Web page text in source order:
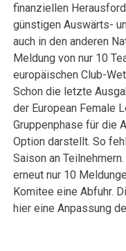
finanziellen
günstigen Auswärts-
auch in den anderen
Meldung von nur 10
europäischen Club-
Schon die letzte
der European Female
Gruppenphase für die
Option darstellt. So
Saison an
erneut nur 10
Komitee eine Abfuhr.
hier eine Anpassung